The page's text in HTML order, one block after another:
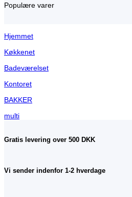
Populære varer
Hjemmet
Køkkenet
Badeværelset
Kontoret
BAKKER
multi
Gratis levering over 500 DKK
Vi sender indenfor 1-2 hverdage